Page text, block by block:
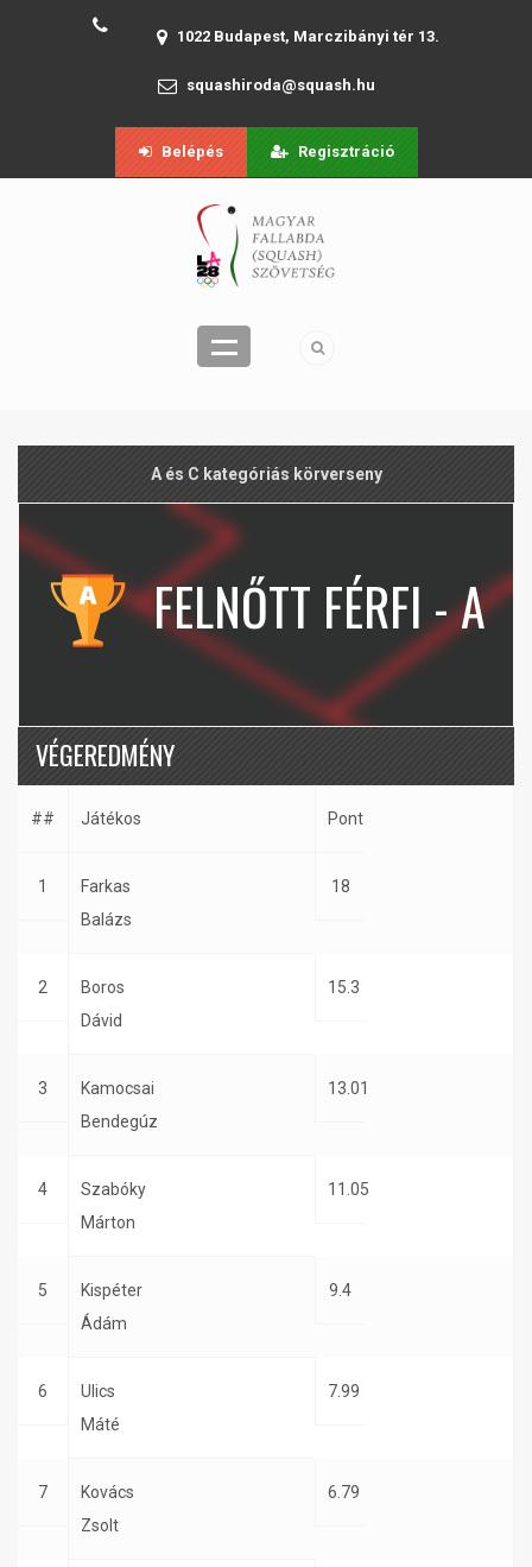
1022 Budapest, Marczibányi tér 13.
squashiroda@squash.hu
Belépés Regisztráció
A és C kategóriás körverseny
FELNŐTT FÉRFI - A
VÉGEREDMÉNY
## Játékos Pont
1
Farkas
Balázs
18
2
Boros
Dávid
15.3
3
Kamocsai
Bendegúz
13.01
4
Szabóky
Márton
11.05
5
Kispéter
Ádám
9.4
6
Ulics
Máté
7.99
7
Kovács
Zsolt
6.79